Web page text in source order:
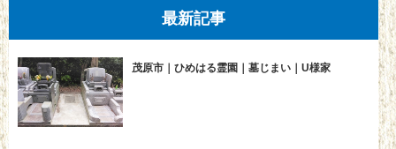
最新記事
茂原市｜ひめはる霊園｜墓じまい｜U様家